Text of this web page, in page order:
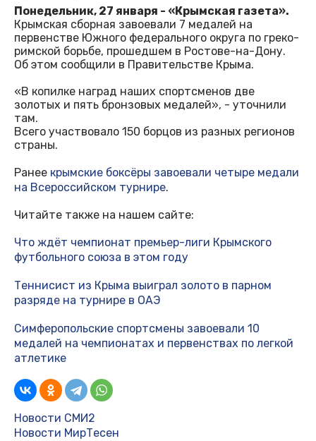
Понедельник, 27 января - «Крымская газета».
Крымская сборная завоевали 7 медалей на
первенстве Южного федерального округа по греко-
римской борьбе, прошедшем в Ростове-на-Дону.
Об этом сообщили в Правительстве Крыма.
«В копилке наград наших спортсменов две
золотых и пять бронзовых медалей», - уточнили
там.
Всего участвовало 150 борцов из разных регионов
страны.
Ранее крымские боксёры завоевали четыре медали
на Всероссийском турнире.
Читайте также на нашем сайте:
Что ждëт чемпионат премьер-лиги Крымского
футбольного союза в этом году
Теннисист из Крыма выиграл золото в парном
разряде на турнире в ОАЭ
Cимферопольские спортсмены завоевали 10
медалей на чемпионатах и первенствах по легкой
атлетике
Новости СМИ2
Новости МирТесен